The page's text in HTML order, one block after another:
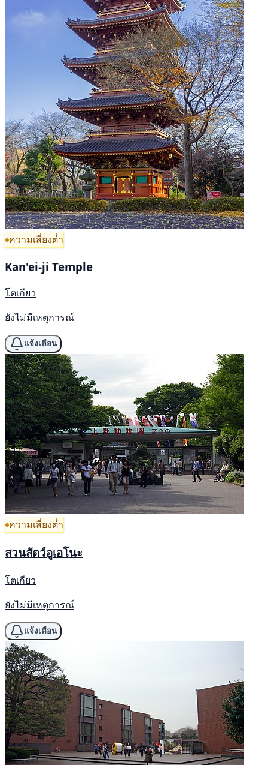
ความเสี่ยงต่ำ
Kan'ei-ji Temple
โตเกียว
ยังไม่มีเหตุการณ์
แจ้งเตือน
ความเสี่ยงต่ำ
สวนสัตว์อูเอโนะ
โตเกียว
ยังไม่มีเหตุการณ์
แจ้งเตือน